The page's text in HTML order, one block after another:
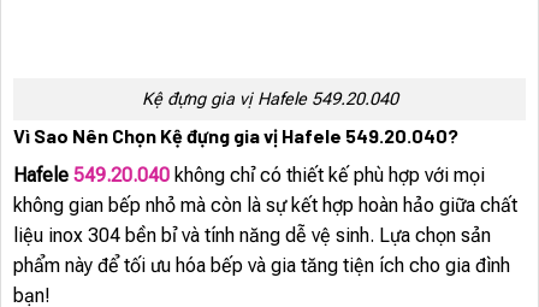
Kệ đựng gia vị Hafele 549.20.040
Vì Sao Nên Chọn Kệ đựng gia vị Hafele 549.20.040?
Hafele 549.20.040 không chỉ có thiết kế phù hợp với mọi
không gian bếp nhỏ mà còn là sự kết hợp hoàn hảo giữa chất
liệu inox 304 bền bỉ và tính năng dễ vệ sinh. Lựa chọn sản
phẩm này để tối ưu hóa bếp và gia tăng tiện ích cho gia đình
bạn!